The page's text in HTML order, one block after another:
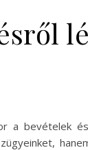
a bevételek